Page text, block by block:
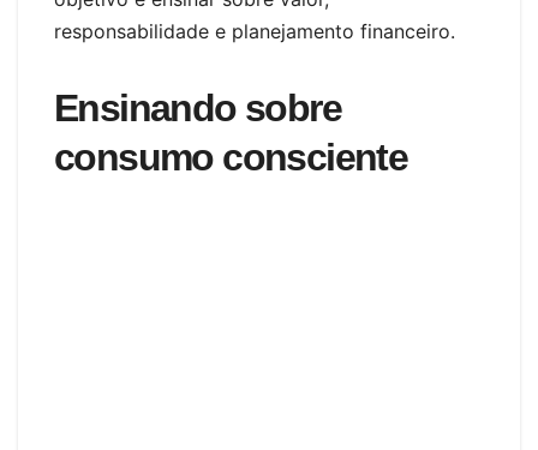
responsabilidade e planejamento financeiro.
Ensinando sobre
consumo consciente